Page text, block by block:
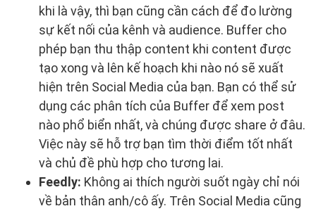
khi là vậy, thì bạn cũng cần cách để đo lường
sự kết nối của kênh và audience. Buffer cho
phép bạn thu thập content khi content được
tạo xong và lên kế hoạch khi nào nó sẽ xuất
hiện trên Social Media của bạn. Bạn có thể sử
dụng các phân tích của Buffer để xem post
nào phổ biển nhất, và chúng được share ở đâu.
Việc này sẽ hỗ trợ bạn tìm thời điểm tốt nhất
và chủ đề phù hợp cho tương lai.
Feedly: Không ai thích người suốt ngày chỉ nói
về bản thân anh/cô ấy. Trên Social Media cũng